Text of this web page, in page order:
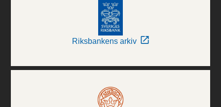
Riksbankens arkiv